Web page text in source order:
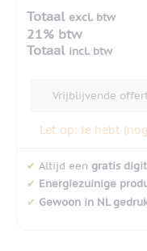
Totaal excl. btw
21% btw
Totaal incl. btw
Vrijblijvende
Let op: Je hebt
✔ Altijd een gratis
✔ Energiezuinige
✔ Gewoon in NL